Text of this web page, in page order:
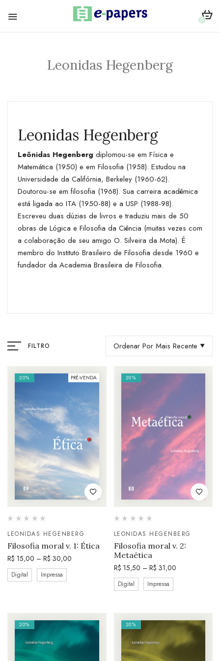
0
Leonidas Hegenberg
Leonidas Hegenberg
Leônidas Hegenberg diplomou-se em Física e
Matemática (1950) e em Filosofia (1958). Estudou na
Universidade da Califórnia, Berkeley (1960-62).
Doutorou-se em filosofia (1968). Sua carreira acadêmica
está ligada ao ITA (1950-88) e a USP (1988-98).
Escreveu duas dúzias de livros e traduziu mais de 50
obras de Lógica e Filosofia da Ciência (muitas vezes com
a colaboração de seu amigo O. Silveira da Mota). É
membro do Instituto Brasileiro de Filosofia desde 1960 e
fundador da Academia Brasileira de Filosofia.
FILTRO Ordenar Por Mais Recente
20% PRÉ-VENDA
LEONIDAS HEGENBERG
Filosofia moral v. 1: Ética
R$ 15,00 – R$ 30,00
Digital Impressa
20%
LEONIDAS HEGENBERG
Filosofia moral v. 2:
Metaética
R$ 15,50 – R$ 31,00
Digital Impressa
20% 20%